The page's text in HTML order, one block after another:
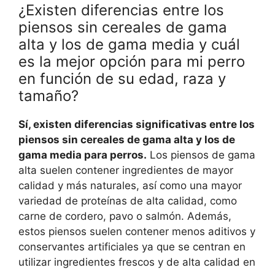
¿Existen diferencias entre los
piensos sin cereales de gama
alta y los de gama media y cuál
es la mejor opción para mi perro
en función de su edad, raza y
tamaño?
Sí, existen diferencias significativas entre los
piensos sin cereales de gama alta y los de
gama media para perros. Los piensos de gama
alta suelen contener ingredientes de mayor
calidad y más naturales, así como una mayor
variedad de proteínas de alta calidad, como
carne de cordero, pavo o salmón. Además,
estos piensos suelen contener menos aditivos y
conservantes artificiales ya que se centran en
utilizar ingredientes frescos y de alta calidad en